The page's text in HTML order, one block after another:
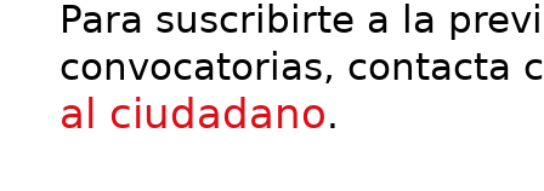
Para suscribirte a la
convocatorias, contacta
al ciudadano.